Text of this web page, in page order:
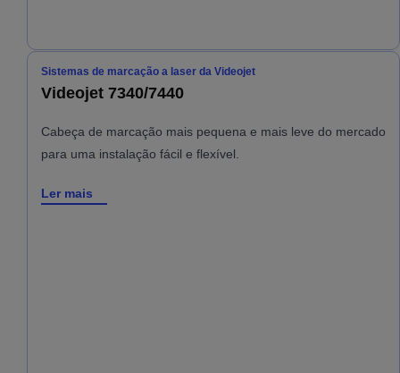
Sistemas de marcação a laser da Videojet
Videojet 7340/7440
Cabeça de marcação mais pequena e mais leve do mercado
para uma instalação fácil e flexível.
Ler mais